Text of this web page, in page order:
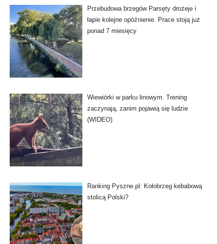
Przebudowa brzegów Parsęty drożeje i
łapie kolejne opóźnienie. Prace stoją już
ponad 7 miesięcy
Wiewiórki w parku linowym. Trening
zaczynają, zanim pojawią się ludzie
(WIDEO)
Ranking Pyszne.pl: Kołobrzeg kebabową
stolicą Polski?